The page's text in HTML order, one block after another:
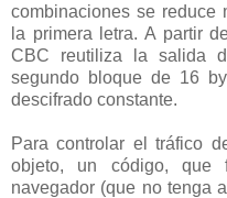
combinaciones se reduce
la primera letra. A partir
CBC reutiliza la salida
segundo bloque de 16
descifrado constante.
Para controlar el tráfico
objeto, un código, que
navegador (que no tenga